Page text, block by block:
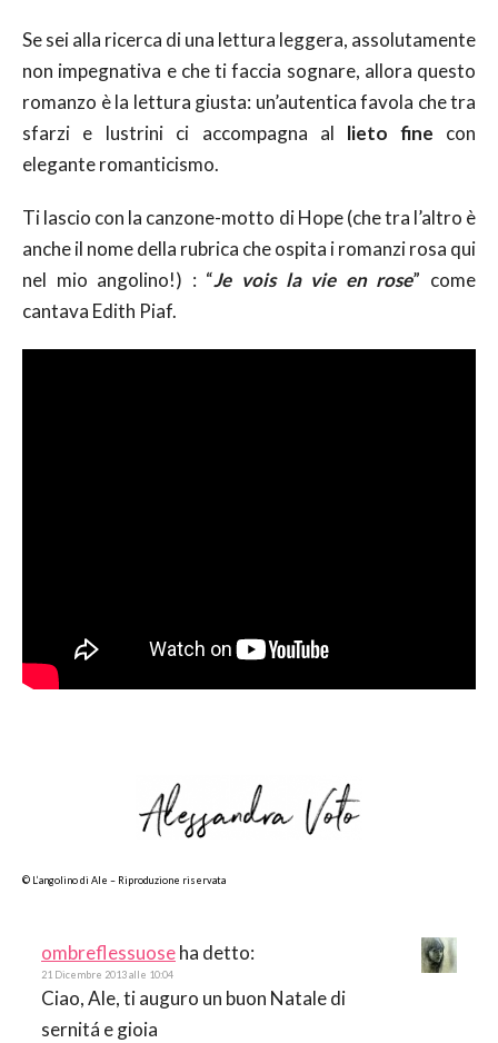
Se sei alla ricerca di una lettura leggera, assolutamente
non impegnativa e che ti faccia sognare, allora questo
romanzo è la lettura giusta: un’autentica favola che tra
sfarzi e lustrini ci accompagna al lieto fine con
elegante romanticismo.
Ti lascio con la canzone-motto di Hope (che tra l’altro è
anche il nome della rubrica che ospita i romanzi rosa qui
nel mio angolino!) : “Je vois la vie en rose” come
cantava Edith Piaf.
© L’angolino di Ale – Riproduzione riservata
ombreflessuoseha detto:
21 Dicembre 2013 alle 10:04
Ciao, Ale, ti auguro un buon Natale di
sernitá e gioia